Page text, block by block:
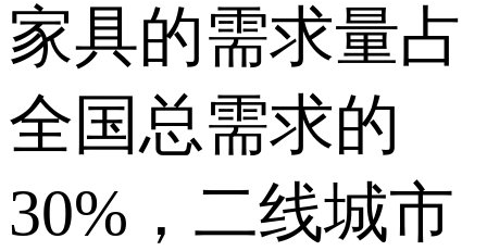
家具的需求量占
全国总需求的
30%，二线城市